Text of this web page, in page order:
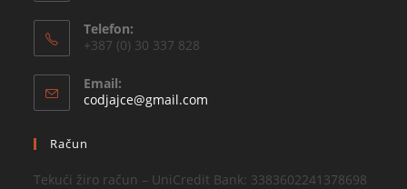
Telefon:
+387 (0) 30 337 828
Email:
codjajce@gmail.com
Račun
Tekući žiro račun – UniCredit Bank: 3383602241378698